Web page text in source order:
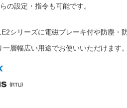
の設定・指令も可能です。
シリーズに電磁ブレーキ付や防塵・
広い用途でお使いいただけます。